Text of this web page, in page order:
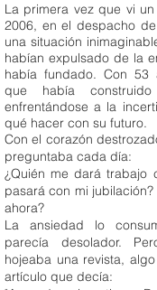
La primera vez que vi
2006, en el despacho
una situación
habían expulsado de la
había fundado. Con
que había
enfrentándose a la
qué hacer con su futuro.
Con el corazón
preguntaba cada día:
¿Quién me dará trabajo
pasará con mi
ahora?
La ansiedad lo
parecía desolador.
hojeaba una revista,
artículo que decía: